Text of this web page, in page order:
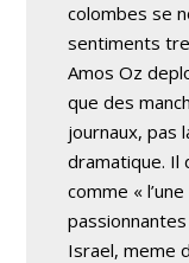
colombes se
sentiments
Amos Oz
que des
journaux, pas
dramatique. Il
comme «
passionnantes
Israel, meme